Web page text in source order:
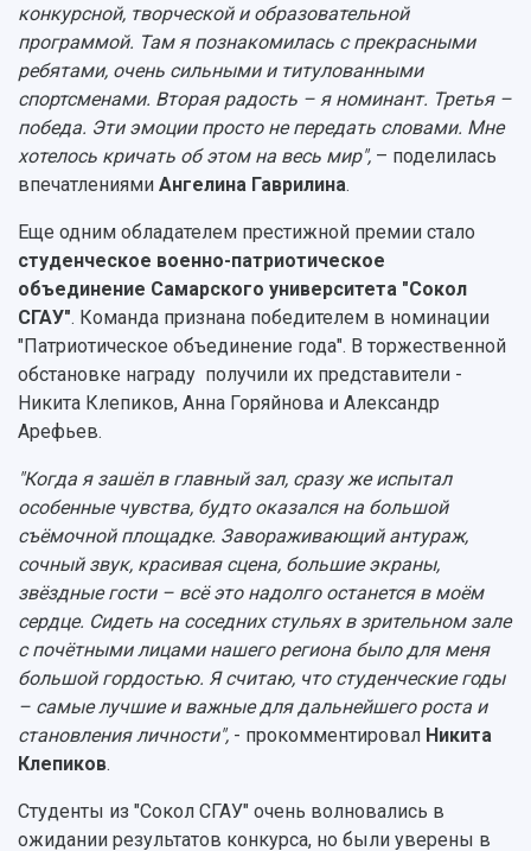
конкурсной, творческой и образовательной
программой. Там я познакомилась с прекрасными
ребятами, очень сильными и титулованными
спортсменами. Вторая радость – я номинант. Третья –
победа. Эти эмоции просто не передать словами. Мне
хотелось кричать об этом на весь мир", – поделилась
впечатлениями Ангелина Гаврилина.
Еще одним обладателем престижной премии стало
студенческое военно-патриотическое
объединение Самарского университета "Сокол
СГАУ". Команда признана победителем в номинации
"Патриотическое объединение года". В торжественной
обстановке награду получили их представители -
Никита Клепиков, Анна Горяйнова и Александр
Арефьев.
"Когда я зашёл в главный зал, сразу же испытал
особенные чувства, будто оказался на большой
съёмочной площадке. Завораживающий антураж,
сочный звук, красивая сцена, большие экраны,
звёздные гости – всё это надолго останется в моём
сердце. Сидеть на соседних стульях в зрительном зале
с почётными лицами нашего региона было для меня
большой гордостью. Я считаю, что студенческие годы
– самые лучшие и важные для дальнейшего роста и
становления личности", - прокомментировал Никита
Клепиков.
Студенты из "Сокол СГАУ" очень волновались в
ожидании результатов конкурса, но были уверены в